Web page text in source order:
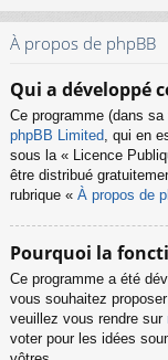
À propos de phpBB
Qui a développé
Ce programme (dans
phpBB Limited, qui en
sous la « Licence
être distribué
rubrique « À propos de
Pourquoi la
Ce programme a été
vous souhaitez
veuillez vous rendre sur
voter pour les idées